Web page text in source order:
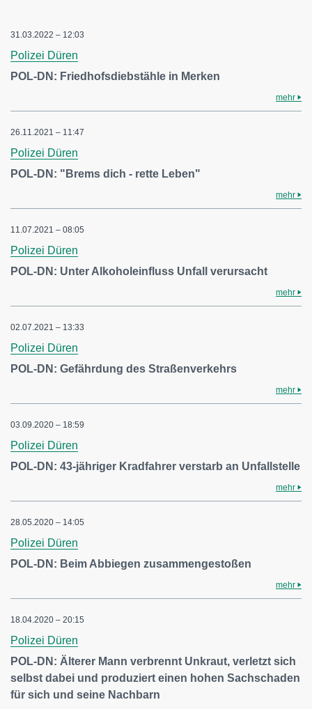
31.03.2022 – 12:03
Polizei Düren
POL-DN: Friedhofsdiebstähle in Merken
mehr
26.11.2021 – 11:47
Polizei Düren
POL-DN: "Brems dich - rette Leben"
mehr
11.07.2021 – 08:05
Polizei Düren
POL-DN: Unter Alkoholeinfluss Unfall verursacht
mehr
02.07.2021 – 13:33
Polizei Düren
POL-DN: Gefährdung des Straßenverkehrs
mehr
03.09.2020 – 18:59
Polizei Düren
POL-DN: 43-jähriger Kradfahrer verstarb an Unfallstelle
mehr
28.05.2020 – 14:05
Polizei Düren
POL-DN: Beim Abbiegen zusammengestoßen
mehr
18.04.2020 – 20:15
Polizei Düren
POL-DN: Älterer Mann verbrennt Unkraut, verletzt sich
selbst dabei und produziert einen hohen Sachschaden
für sich und seine Nachbarn